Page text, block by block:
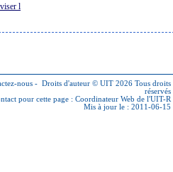
l
nous - Droits d'auteur © UIT 2026 Tous droits
réservés
pour cette page : Coordinateur Web de l'UIT-R
Mis à jour le : 2011-06-15